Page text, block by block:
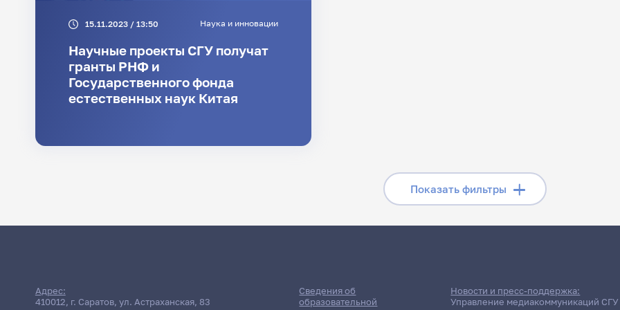
15.11.2023 / 13:50 Наука и инновации
Научные проекты СГУ получат
гранты РНФ и
Государственного фонда
естественных наук Китая
Показать фильтры
Адрес:
410012, г. Саратов, ул. Астраханская, 83
Сведения об
образовательной
Новости и пресс-поддержка:
Управление медиакоммуникаций СГУ